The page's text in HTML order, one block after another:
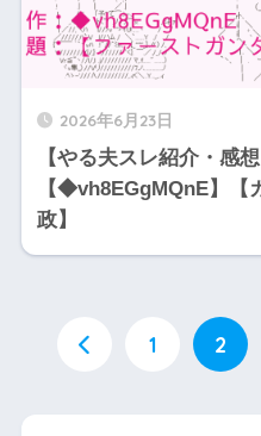
2026年6月23日
【やる夫スレ紹介・感
【◆vh8EGgMQnE】【
政】
1 2